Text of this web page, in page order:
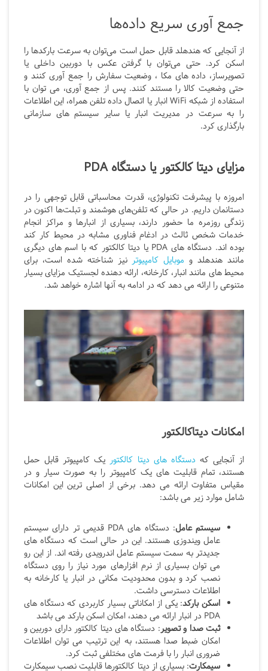
جمع آوری سریع داده‌ها
از آنجایی که هندهلد قابل حمل است می‌توان به سرعت بارکدها را
اسکن کرد. حتی می‌توان با گرفتن عکس با دوربین داخلی یا
تصویرساز، داده های مکا ، وضعیت سفارش را جمع آوری کنند و
حتی وضعیت کالا را مستند کنند. پس از جمع آوری، می توان با
استفاده از شبکه WiFi
انبار یا اتصال داده تلفن همراه، این اطلاعات
را به سرعت در مدیریت انبار یا سایر سیستم های سازمانی
بارگذاری کرد.
مزایای دیتا کالکتور یا دستگاه PDA
امروزه با پیشرفت تکنولوژی، قدرت محاسباتی قابل توجهی را در
دستانمان داریم. در حالی که تلفن‌های هوشمند و تبلت‌ها اکنون در
زندگی روزمره ما حضور دارند، بسیاری از انبارها و مراکز انجام
خدمات شخص ثالث در ادغام فناوری مشابه در محیط کار کند
بوده اند. دستگاه های PDA یا دیتا کالکتور که با اسم های دیگری
مانند هندهلد و موبایل کامپیوترنیز شناخته شده است، برای
محیط های مانند انبار، کارخانه، ارائه دهنده لجستیک مزایای بسیار
متنوعی را ارائه می دهد که در ادامه به آنها اشاره خواهد شد.
امکانات دیتاکالکتور
از آنجایی کهدستگاه های دیتا کالکتوریک کامپیوتر قابل حمل
هستند، تمام قابلیت های یک کامپیوتر را به صورت سیار و در
مقیاس متفاوت ارائه می دهد. برخی از اصلی ترین این امکانات
شامل موارد زیر می باشد:
سیستم عامل
: دستگاه های PDA قدیمی تر دارای سیستم
عامل ویندوزی هستند. این در حالی است که دستگاه های
جدیدتر به سمت سیستم عامل اندرویدی رفته اند. از این رو
می توان بسیاری از نرم افزارهای مورد نیاز را روی دستگاه
نصب کرد و بدون محدودیت مکانی در انبار یا کارخانه به
اطلاعات دسترسی داشت.
اسکن بارکد: یکی از امکاناتی بسیار کاربردی که دستگاه های
PDA در انبار ارائه می دهند، امکان اسکن بارکد می باشد
ثبت صدا و تصویر: دستگاه های دیتا کالکتور دارای دوربین و
امکان ضبط صدا هستند، به این ترتیب می توان اطلاعات
ضروری انبار را با فرمت های مختلفی ثبت کرد.
سیمکارت: بسیاری از دیتا کالکتورها قابلیت نصب سیمکارت